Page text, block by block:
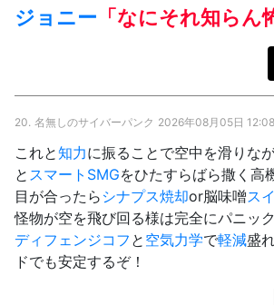
ジョニー 「なにそれ知らん
20. 名無しのサイバーパンク 2026年08月05日 12:08
これと知力に振ることで空中を滑りな
と スマート SMGをひたすらばら撒く高
目が合ったら シナプス焼却or脳味噌ス
怪物が空を飛び回る様は完全にパニッ
ディフェンジコフ と 空気力学で軽減盛
ドでも安定するぞ！